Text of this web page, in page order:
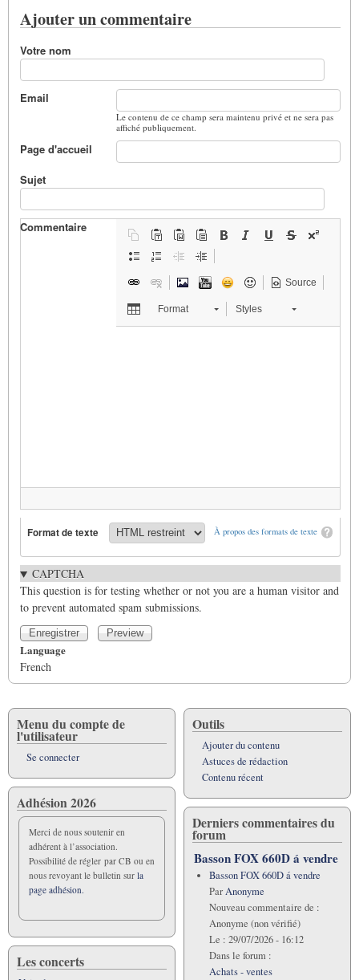
Ajouter un commentaire
Votre nom
Email
Le contenu de ce champ sera maintenu privé et ne sera pas
affiché publiquement.
Page d'accueil
Sujet
Commentaire
Source
Format Styles
À propos des formats de texte
Format de texte
CAPTCHA
This question is for testing whether or not you are a human visitor and
to prevent automated spam submissions.
Language
French
Menu du compte de
l'utilisateur
Se connecter
Adhésion 2026
Merci de nous soutenir en
adhérent à l’association.
Possibilité de régler par CB ou en
nous revoyant le bulletin sur la
page adhésion.
Les concerts
Outils
Ajouter du contenu
Astuces de rédaction
Contenu récent
Derniers commentaires du
forum
Basson FOX 660D á vendre
Basson FOX 660D á vendre
ParAnonyme
Nouveau commentaire de :
Anonyme (non vérifié)
Le : 29/07/2026 - 16:12
Dans le forum :
Achats - ventes